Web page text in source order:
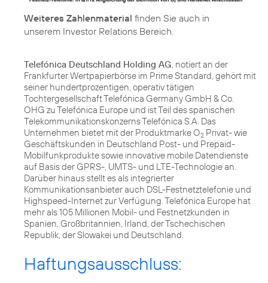
Weiteres Zahlenmaterial finden Sie auch in
unserem Investor Relations Bereich
Telefónica Deutschland Holding AG, notiert an der
Frankfurter Wertpapierbörse im Prime Standard, gehört mit
seiner hundertprozentigen, operativ tätigen
Tochtergesellschaft Telefónica Germany GmbH & Co.
OHG zu Telefónica Europe und ist Teil des spanischen
Telekommunikationskonzerns Telefónica S.A. Das
Unternehmen bietet mit der Produktmarke O2 Privat- wie
Geschäftskunden in Deutschland Post- und Prepaid-
Mobilfunkprodukte sowie innovative mobile Datendienste
auf Basis der GPRS-, UMTS- und LTE-Technologie an.
Darüber hinaus stellt es als integrierter
Kommunikationsanbieter auch DSL-Festnetztelefonie und
Highspeed-Internet zur Verfügung. Telefónica Europe hat
mehr als 105 Millionen Mobil- und Festnetzkunden in
Spanien, Großbritannien, Irland, der Tschechischen
Republik, der Slowakei und Deutschland.
Haftungsausschluss: